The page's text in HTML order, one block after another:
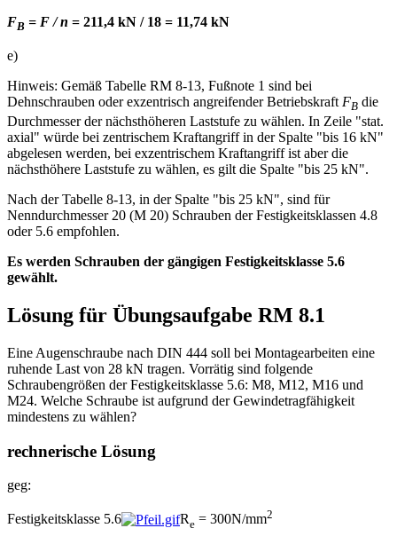
FB = F / n = 211,4 kN / 18 = 11,74 kN
e)
Hinweis: Gemäß Tabelle RM 8-13, Fußnote 1 sind bei
Dehnschrauben oder exzentrisch angreifender Betriebskraft FB die
Durchmesser der nächsthöheren Laststufe zu wählen. In Zeile "stat.
axial" würde bei zentrischem Kraftangriff in der Spalte "bis 16 kN"
abgelesen werden, bei exzentrischem Kraftangriff ist aber die
nächsthöhere Laststufe zu wählen, es gilt die Spalte "bis 25 kN".
Nach der Tabelle 8-13, in der Spalte "bis 25 kN", sind für
Nenndurchmesser 20 (M 20) Schrauben der Festigkeitsklassen 4.8
oder 5.6 empfohlen.
Es werden Schrauben der gängigen Festigkeitsklasse 5.6
gewählt.
Lösung für Übungsaufgabe RM 8.1
Eine Augenschraube nach DIN 444 soll bei Montagearbeiten eine
ruhende Last von 28 kN tragen. Vorrätig sind folgende
Schraubengrößen der Festigkeitsklasse 5.6: M8, M12, M16 und
M24. Welche Schraube ist aufgrund der Gewindetragfähigkeit
mindestens zu wählen?
rechnerische Lösung
geg:
Festigkeitsklasse 5.6 Re = 300N/mm2